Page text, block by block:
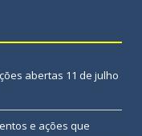
abertas 11 de julho
e ações que